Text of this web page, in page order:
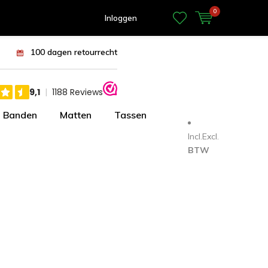
Inloggen
0
100 dagen retourrecht
Banden Matten Tassen
Incl.Excl.
BTW